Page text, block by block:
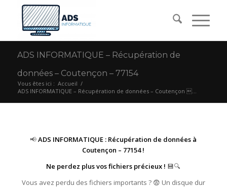
ADS INFORMATIQUE – Récupération de
données – Coutençon – 77154
Vous êtes ici : Accueil /
ADS INFORMATIQUE – Récupération de données – Coutençon ...
📢ADS INFORMATIQUE : Récupération de données à
Coutençon – 77154 !
Ne perdez plus vos fichiers précieux ! 💾🔍
Vous avez perdu des fichiers importants ? 😨 Un disque dur